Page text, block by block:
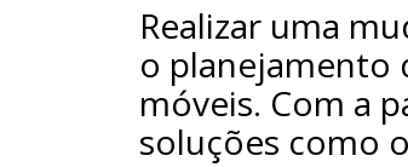
Realizar uma
o planejamento
móveis. Com a
soluções como